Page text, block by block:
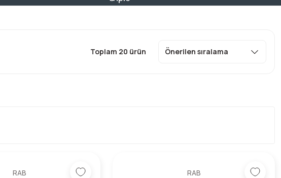
Toplam 20 ürün
RAB RAB